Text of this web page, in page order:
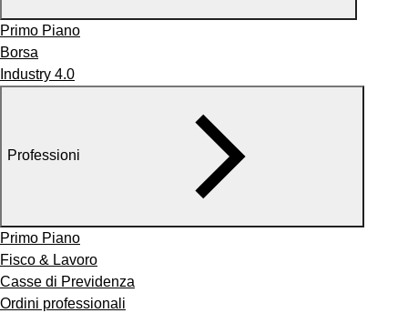
Primo Piano
Borsa
Industry 4.0
Professioni
Primo Piano
Fisco & Lavoro
Casse di Previdenza
Ordini professionali